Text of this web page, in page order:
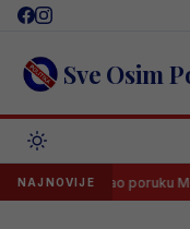
Skip
content Sve Osim
NAJNOVIJE
poslao poruku Messiju